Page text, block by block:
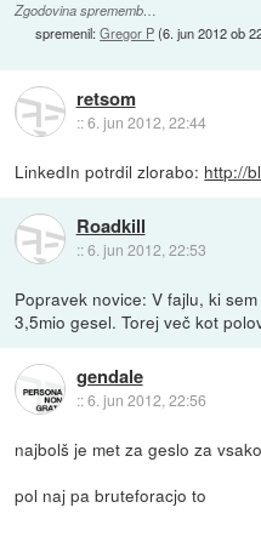
Zgodovina sprememb…
spremenil:Gregor P(6. jun 2012 ob
retsom
::6. jun 2012, 22:44
LinkedIn potrdil zlorabo: http://
Roadkill
::6. jun 2012, 22:53
Popravek novice: V fajlu, ki
3,5mio gesel. Torej več kot
gendale
::6. jun 2012, 22:56
najbolš je met za geslo za
pol naj pa bruteforacjo to